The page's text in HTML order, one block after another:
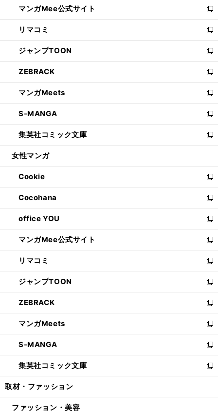
く
ド
ウ
で
開
く
ィ
ン
ド
ウ
で
開
く
い
ウ
ィ
ン
ド
ウ
で
開
く
マンガMee公式サイト
新
し
い
ウ
ィ
ン
ド
ウ
で
開
く
リマコミ
新
し
い
ウ
ィ
ン
ド
ウ
で
開
く
ジャンプTOON
新
し
い
ウ
ィ
ン
ド
ウ
で
開
ZEBRACK
新
し
い
ウ
ィ
ン
ド
ウ
開
く
マンガMeets
新
し
い
ウ
ィ
ン
ウ
で
開
く
S-MANGA
新
し
い
ウ
ン
ド
ウ
で
開
く
集英社コミック文庫
新
し
ウ
ィ
ン
ド
ウ
で
開
く
女性マンガ
Cookie
新
し
い
ウ
ィ
ン
ド
ウ
で
開
く
Cocohana
新
し
い
ウ
ィ
ン
ド
ウ
で
開
く
office YOU
新
し
い
ウ
ィ
ン
ド
ウ
で
開
く
マンガMee公式サイト
新
し
い
ウ
ィ
ン
ド
ウ
で
開
く
リマコミ
新
し
い
ウ
ィ
ン
ド
ウ
で
開
く
ジャンプTOON
新
し
い
ウ
ィ
ン
ド
ウ
で
開
ZEBRACK
新
し
い
ウ
ィ
ン
ド
ウ
開
マンガMeets
新
し
い
ウ
ィ
ン
ウ
S-MANGA
新
し
い
ウ
ン
集英社コミック文庫
新
し
ウ
取材・ファッション
ファッション・美容